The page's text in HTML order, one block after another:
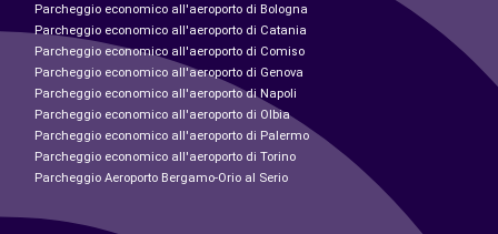
Parcheggio economico all'aeroporto di Bologna
Parcheggio economico all'aeroporto di Catania
Parcheggio economico all'aeroporto di Comiso
Parcheggio economico all'aeroporto di Genova
Parcheggio economico all'aeroporto di Napoli
Parcheggio economico all'aeroporto di Olbia
Parcheggio economico all'aeroporto di Palermo
Parcheggio economico all'aeroporto di Torino
Parcheggio Aeroporto Bergamo-Orio al Serio